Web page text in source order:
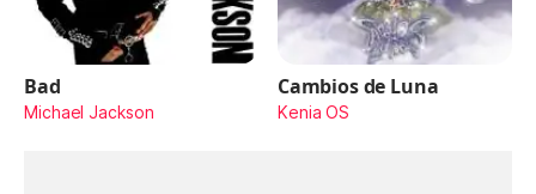
Bad
Michael Jackson
Cambios de Luna
Kenia OS